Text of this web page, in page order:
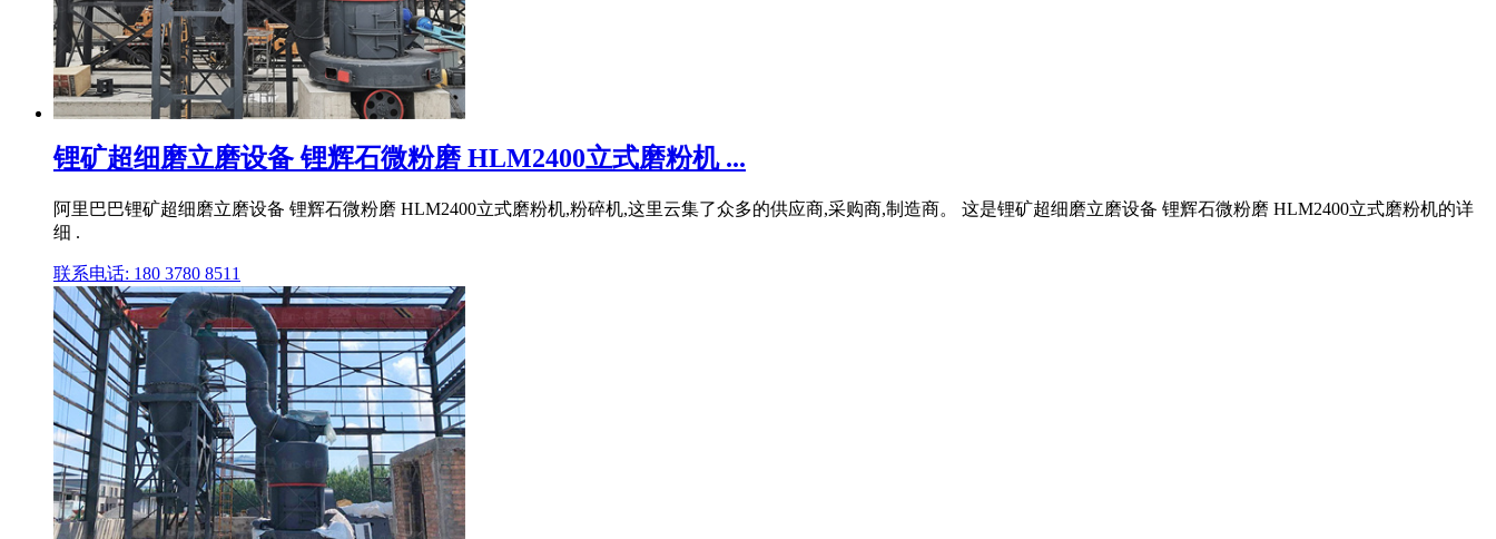
锂矿超细磨立磨设备 锂辉石微粉磨 HLM2400立式磨粉机 ...
阿里巴巴锂矿超细磨立磨设备 锂辉石微粉磨 HLM2400立式磨粉机,粉碎机,这里云集了众多的供应商,采购商,制造商。 这是锂矿超细磨立磨设备 锂辉石微粉磨 HLM2400立式磨粉机的详
细 .
联系电话: 180 3780 8511